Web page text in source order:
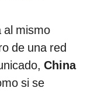
al mismo
de una red
China
si se